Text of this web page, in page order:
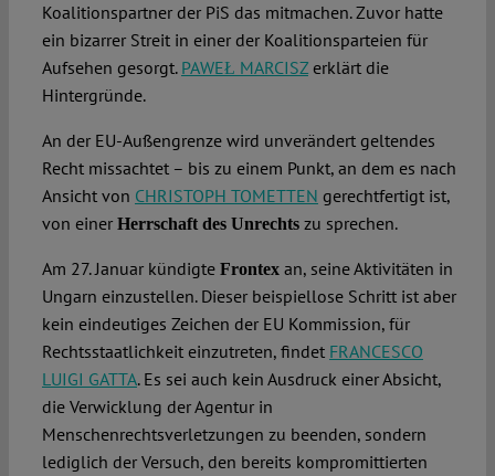
Koalitionspartner der PiS das mitmachen. Zuvor hatte
ein bizarrer Streit in einer der Koalitionsparteien für
Aufsehen gesorgt. PAWEŁ MARCISZerklärt die
Hintergründe.
An der EU-Außengrenze wird unverändert geltendes
Recht missachtet – bis zu einem Punkt, an dem es nach
Ansicht von CHRISTOPH TOMETTEN gerechtfertigt ist,
von einer Herrschaft des Unrechtszu sprechen.
Am 27. Januar kündigte Frontexan, seine Aktivitäten in
Ungarn einzustellen. Dieser beispiellose Schritt ist aber
kein eindeutiges Zeichen der EU Kommission, für
Rechtsstaatlichkeit einzutreten, findet FRANCESCO
LUIGI GATTA. Es sei auch kein Ausdruck einer Absicht,
die Verwicklung der Agentur in
Menschenrechtsverletzungen zu beenden, sondern
lediglich der Versuch, den bereits kompromittierten